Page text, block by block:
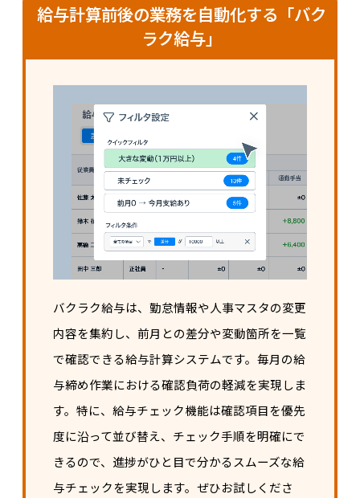
給与計算前後の業務を自動化する「バク
ラク給与」
バクラク給与は、勤怠情報や人事マスタの変更
内容を集約し、前月との差分や変動箇所を一覧
で確認できる給与計算システムです。毎月の給
与締め作業における確認負荷の軽減を実現しま
す。特に、給与チェック機能は確認項目を優先
度に沿って並び替え、チェック手順を明確にで
きるので、進捗がひと目で分かるスムーズな給
与チェックを実現します。ぜひお試しくださ